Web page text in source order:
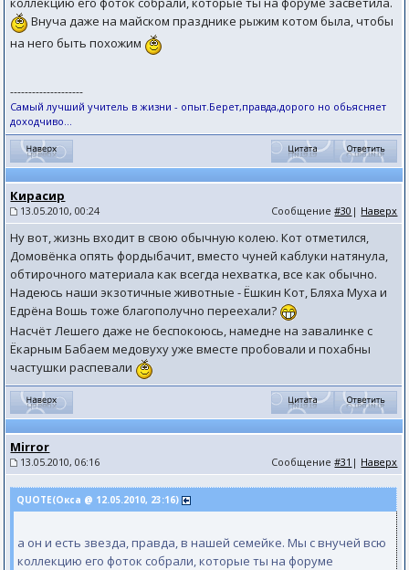
Внуча даже на майском празднике рыжим котом была, чтобы
на него быть похожим
--------------------
Самый лучший учитель в жизни - опыт.Берет,правда,дорого но обьясняет
доходчиво...
Кирасир
13.05.2010, 00:24 Сообщение#30 | Наверх
Ну вот, жизнь входит в свою обычную колею. Кот отметился,
Домовёнка опять фордыбачит, вместо чуней каблуки натянула,
обтирочного материала как всегда нехватка, все как обычно.
Надеюсь наши экзотичные животные - Ёшкин Кот, Бляха Муха и
Едрёна Вошь тоже благополучно переехали?
Насчёт Лешего даже не беспокоюсь, намедне на завалинке с
Ёкарным Бабаем медовуху уже вместе пробовали и похабны
частушки распевали
Mirror
13.05.2010, 06:16 Сообщение#31 | Наверх
QUOTE(Окса @ 12.05.2010, 23:16)
а он и есть звезда, правда, в нашей семейке. Мы с внучей всю
коллекцию его фоток собрали, которые ты на форуме